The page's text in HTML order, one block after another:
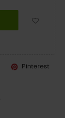
Pinterest